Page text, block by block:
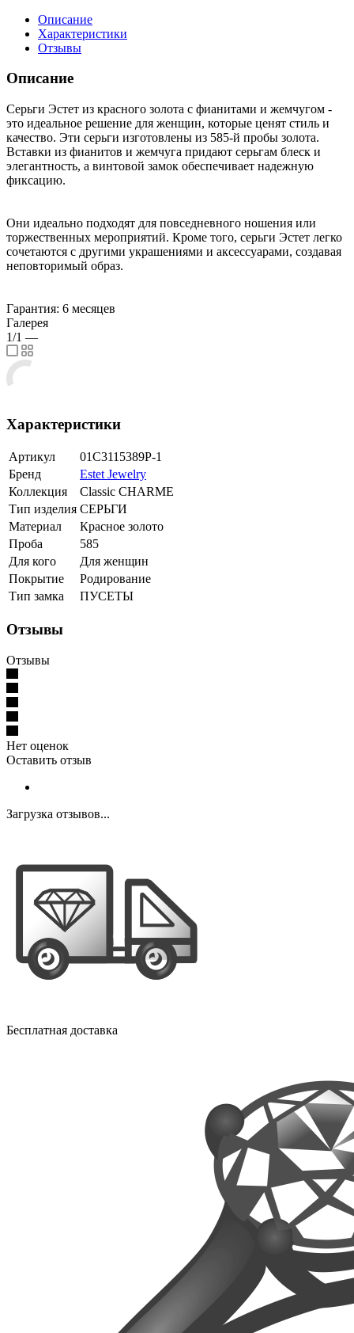
Описание
Характеристики
Отзывы
Описание
Серьги Эстет из красного золота с фианитами и жемчугом -
это идеальное решение для женщин, которые ценят стиль и
качество. Эти серьги изготовлены из 585-й пробы золота.
Вставки из фианитов и жемчуга придают серьгам блеск и
элегантность, а винтовой замок обеспечивает надежную
фиксацию.
Они идеально подходят для повседневного ношения или
торжественных мероприятий. Кроме того, серьги Эстет легко
сочетаются с другими украшениями и аксессуарами, создавая
неповторимый образ.
Гарантия: 6 месяцев
Галерея
1/1 —
Характеристики
Артикул
01С3115389Р-1
Бренд
Estet Jewelry
Коллекция
Classic CHARME
Тип изделия СЕРЬГИ
Материал
Красное золото
Проба
585
Для кого
Для женщин
Покрытие
Родирование
Тип замка
ПУСЕТЫ
Отзывы
Отзывы
Нет оценок
Оставить отзыв
Загрузка отзывов...
Бесплатная доставка